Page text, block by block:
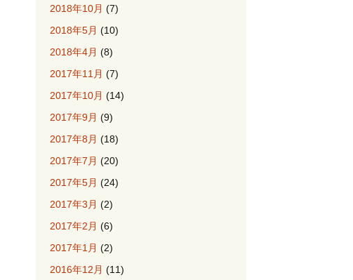
2018年10月 (7)
2018年5月 (10)
2018年4月 (8)
2017年11月 (7)
2017年10月 (14)
2017年9月 (9)
2017年8月 (18)
2017年7月 (20)
2017年5月 (24)
2017年3月 (2)
2017年2月 (6)
2017年1月 (2)
2016年12月 (11)